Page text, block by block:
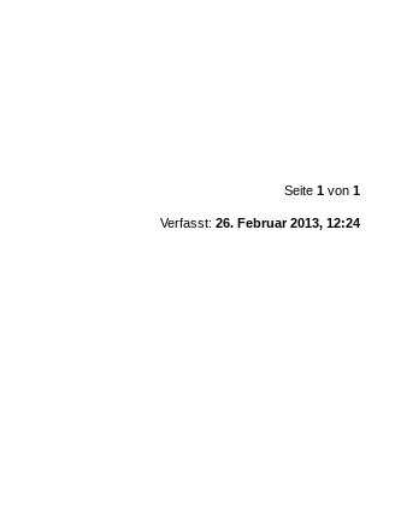
Seite 1von 1
Verfasst: 26. Februar 2013, 12:24